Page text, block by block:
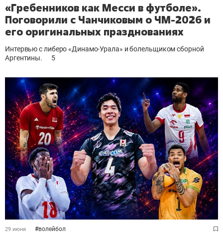
«Гребенников как Месси в футболе».
Поговорили с Чанчиковым о ЧМ-2026 и
его оригинальных празднованиях
Интервью с либеро «Динамо-Урала» и болельщиком сборной
Аргентины.
5
29 июня #волейбол